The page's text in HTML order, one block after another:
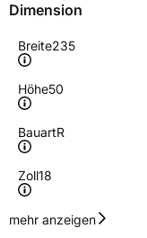
Dimension
Breite235
Höhe50
BauartR
Zoll18
Geschwindigkeitsindex
mehr anzeigen